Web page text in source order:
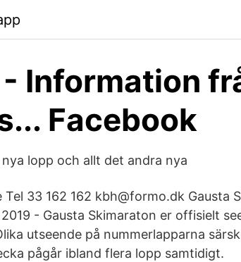
Information
Facebook
lopp och allt det andra nya
33 162 162 kbh@formo.dk Gausta
- Gausta Skimaraton er offisielt
utseende på nummerlapparna
pågår ibland flera lopp samtidigt.